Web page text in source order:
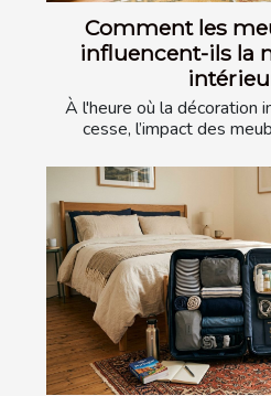
Comment les
influencent-ils la
À l'heure où la décoration
cesse, l’impact des